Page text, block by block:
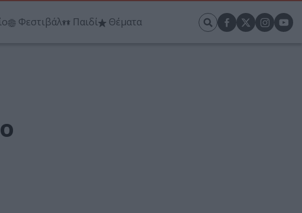
Φεστιβάλ Παιδί Θέματα